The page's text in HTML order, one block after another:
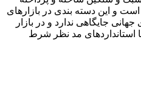
و این دسته بندی در بازارهای
جایگاهی ندارد و در بازار
استانداردهای مد نظر شرط